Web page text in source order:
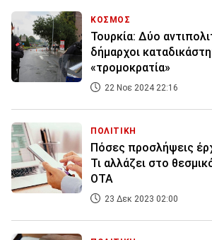
ΚΟΣΜΟΣ
Τουρκία: Δύο
δήμαρχοι
«τρομοκρατία»
22 Νοε 2024 22:16
ΠΟΛΙΤΙΚΗ
Πόσες προσλήψεις
Τι αλλάζει στο
ΟΤΑ
23 Δεκ 2023 02:00